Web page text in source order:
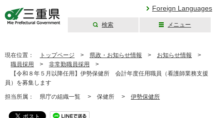
Foreign Languages
検索 メニュー
現在位置： トップページ > 県政・お知らせ情報 > お知らせ情報 >
職員採用
> 非常勤職員採用
>
【令和８年５月以降任用】伊勢保健所 会計年度任用職員（看護師業務支援
員）を募集します
担当所属： 県庁の組織一覧 > 保健所 > 伊勢保健所